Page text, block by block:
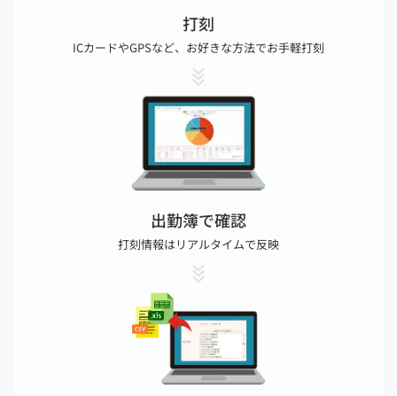
打刻
ICカードやGPSなど、お好きな方法でお手軽打刻
出勤簿で確認
打刻情報はリアルタイムで反映
シフト申請
シフト作成
申請を元にシフト作成が可能
複雑なパターンにも完全対応
休暇申請
承認
各管理者へ自動通知
ワンクリックで承認・却下